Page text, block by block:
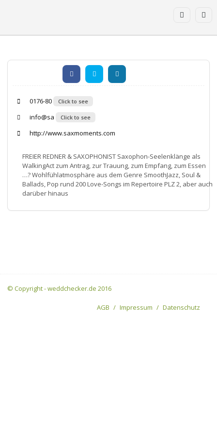
0176-80 Click to see
info@sa Click to see
http://www.saxmoments.com
FREIER REDNER & SAXOPHONIST Saxophon-Seelenklänge als
WalkingAct zum Antrag, zur Trauung, zum Empfang, zum Essen
…? Wohlfühlatmosphäre aus dem Genre SmoothJazz, Soul &
Ballads, Pop rund 200 Love-Songs im Repertoire PLZ 2, aber auch
darüber hinaus
© Copyright - weddchecker.de 2016
AGB Impressum Datenschutz